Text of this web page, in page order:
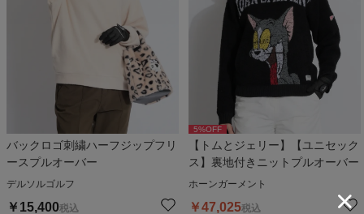
バックロゴ刺繍ハーフジップフリ
ースプルオーバー
デルソルゴルフ
￥ 15,400税込
5%OFF
【トムとジェリー】【ユニセック
ス】裏地付きニットプルオーバー
ホーンガーメント
￥47,025税込